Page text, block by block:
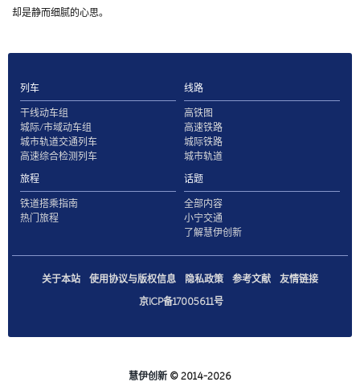
却是静而细腻的心思。
列车
干线动车组
城际/市域动车组
城市轨道交通列车
高速综合检测列车
线路
高铁图
高速铁路
城际铁路
城市轨道
旅程
铁道搭乘指南
热门旅程
话题
全部内容
小宁交通
了解慧伊创新
关于本站 使用协议与版权信息 隐私政策 参考文献
友情链接
京ICP备17005611号
慧伊创新 © 2014-2026